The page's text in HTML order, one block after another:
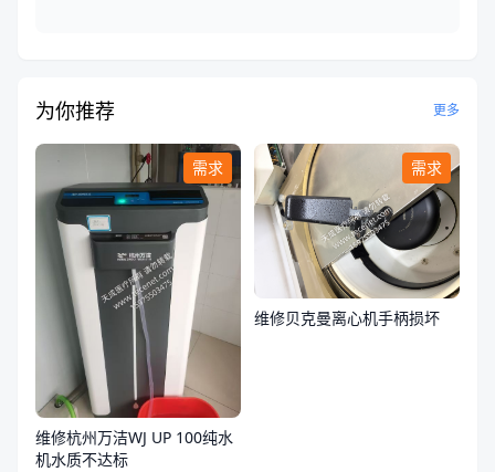
为你推荐 更多
需求
维修杭州万洁WJ UP 100纯水
机水质不达标
需求
维修贝克曼离心机手柄损坏